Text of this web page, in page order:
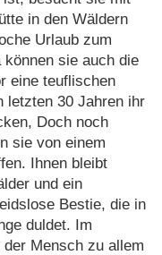
in den Wäldern
Urlaub zum
sie auch die
eine teuflischen
letzten 30 Jahren ihr
Doch noch
sie von einem
Ihnen bleibt
und ein
Bestie, die in
duldet. Im
Mensch zu allem